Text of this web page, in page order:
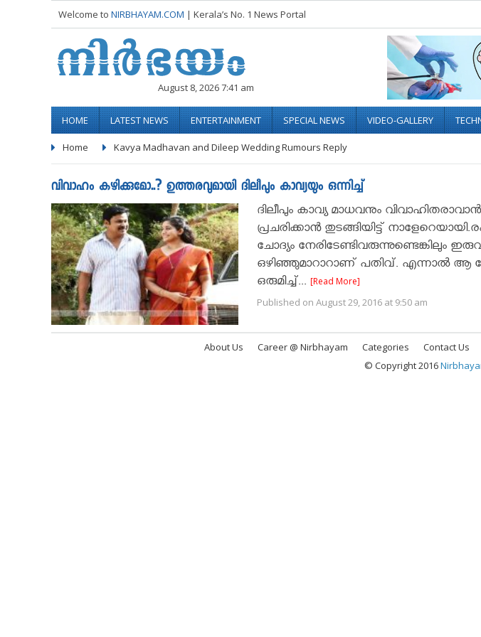
Welcome to NIRBHAYAM.COM | Kerala’s No. 1 News Portal
August 8, 2026 7:41 am
HOME LATEST NEWS ENTERTAINMENT SPECIAL NEWS VIDEO-GALLERY
Home Kavya Madhavan and Dileep Wedding Rumours Reply
വിവാഹം കഴിക്കുമോ..? ഉത്തരവുമായി ദിലീപും കാവ്യയും ഒന്നിച്ച്
ദിലീപും കാവ്യ മാധവനും
പ്രചരിക്കാൻ തുടങ്ങിയിട്ട്
ചോദ്യം നേരിടേണ്ടിവരുന്നുണ്ടെങ്കിലും
ഒഴിഞ്ഞുമാറാറാണ് പതിവ്. എന്നാല്‍ ആ
ഒരുമിച്ച്... [Read More]
Published on August 29, 2016 at 9:50 am
About Us Career @ Nirbhayam Categories Contact Us
© Copyright 2016